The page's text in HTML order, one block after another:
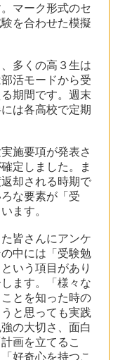
マーク形式のセ
を合わせた模擬
多くの高３生は
活モードから受
期間です。週末
は各高校で定期
施要項が発表さ
定しました。ま
却される時期で
な要素が「受
ます。
皆さんにアンケ
中には「受験勉
いう項目があり
ます。「様々な
とを知った時の
と思っても実践
の大切さ、面白
画を立てるこ
好奇心を持つこ